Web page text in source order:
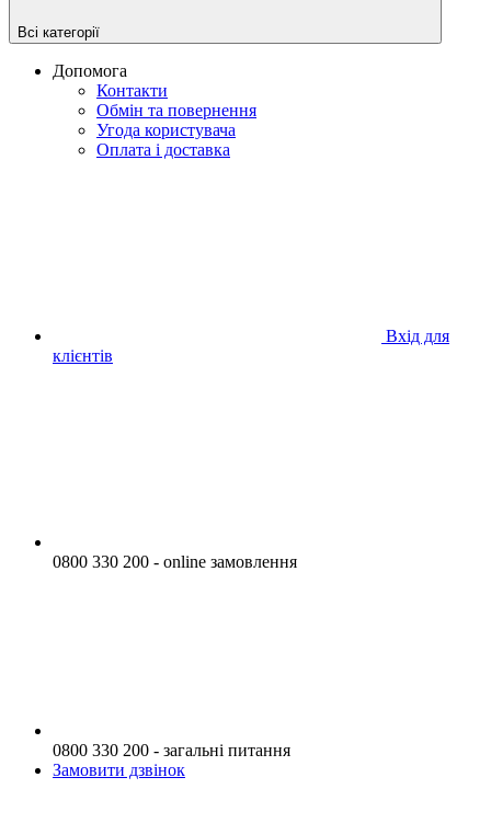
Всі категорії
Допомога
Контакти
Обмін та повернення
Угода користувача
Оплата і доставка
Вхід для
клієнтів
0800 330 200 - online замовлення
0800 330 200 - загальні питання
Замовити дзвінок